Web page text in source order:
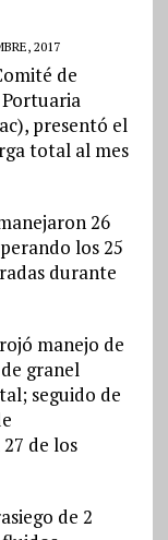
2017
de
presentó el
total al mes
26
los 25
durante
manejo de
granel
seguido de
de los
de 2